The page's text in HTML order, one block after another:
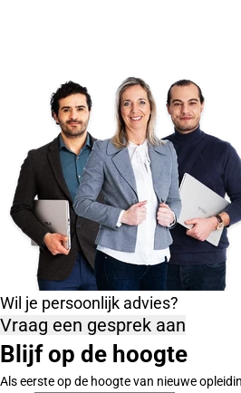
Wil je persoonlijk advies?
Vraag een gesprek aan
Blijf op de hoogte
Als eerste op de hoogte van nieuwe